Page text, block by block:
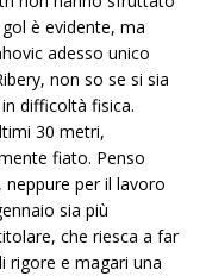
è evidente, ma
adesso unico
non so se si sia
difficoltà fisica.
30 metri,
fiato. Penso
neppure per il lavoro
sia più
che riesca a far
rigore e magari una